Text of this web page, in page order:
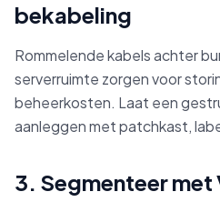
bekabeling
Rommelende kabels achter
serverruimte zorgen voor
beheerkosten. Laat een
aanleggen met patchkast,
3. Segmenteer met